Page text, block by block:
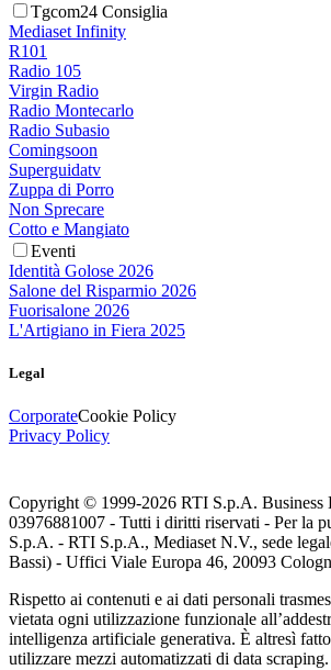
Tgcom24 Consiglia
Mediaset Infinity
R101
Radio 105
Virgin Radio
Radio Montecarlo
Radio Subasio
Comingsoon
Superguidatv
Zuppa di Porro
Non Sprecare
Cotto e Mangiato
Eventi
Identità Golose 2026
Salone del Risparmio 2026
Fuorisalone 2026
L'Artigiano in Fiera 2025
Legal
CorporateCookie Policy
Privacy Policy
Copyright © 1999-2026 RTI S.p.A. Business
03976881007 - Tutti i diritti riservati - Per la
S.p.A. - RTI S.p.A., Mediaset N.V., sede
Bassi) - Uffici Viale Europa 46, 20093
Rispetto ai contenuti e ai dati personali
vietata ogni utilizzazione funzionale
intelligenza artificiale generativa. È altresì
utilizzare mezzi automatizzati di data scraping.